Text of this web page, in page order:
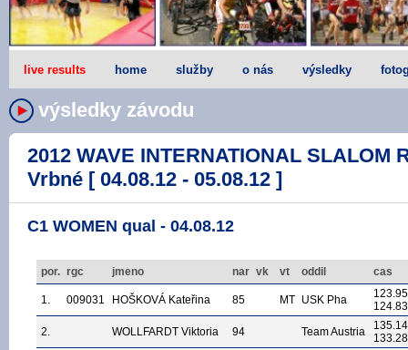
live results home služby o nás výsledky
výsledky závodu
2012 WAVE INTERNATIONAL SLALOM
Vrbné [ 04.08.12 - 05.08.12 ]
C1 WOMEN qual - 04.08.12
por. rgc jmeno nar vk vt oddil cas
1. 009031 HOŠKOVÁ Kateřina 85 MT USK Pha
123.95
124.83
2.
WOLLFARDT Viktoria 94 Team Austria
135.14
133.28